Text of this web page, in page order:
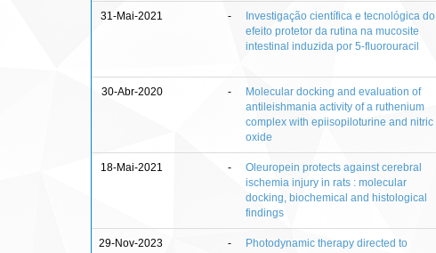
31-Mai-2021 -
Investigação científica e tecnológica do
efeito protetor da rutina na mucosite
intestinal induzida por 5-fluorouracil
30-Abr-2020 -
Molecular docking and evaluation of
antileishmania activity of a ruthenium
complex with epiisopiloturine and nitric
oxide
18-Mai-2021 -
Oleuropein protects against cerebral
ischemia injury in rats : molecular
docking, biochemical and histological
findings
29-Nov-2023 -
Photodynamic therapy directed to